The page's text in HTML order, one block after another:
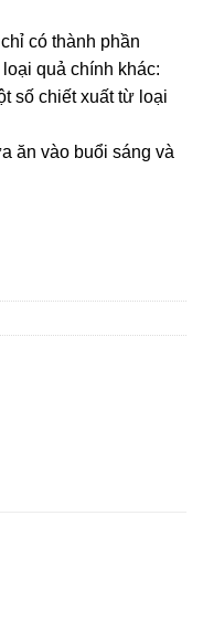
có thành phần
quả chính khác:
số chiết xuất từ loại
ăn vào buổi sáng và